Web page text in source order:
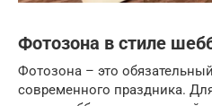
Фотозона в стиле
Фотозона – это
современного праздника.